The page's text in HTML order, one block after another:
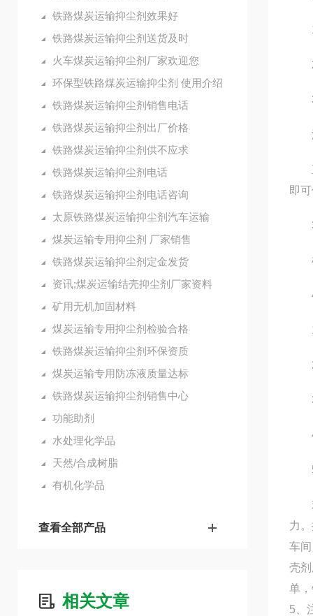
铁路煤炭运输抑尘剂效果好
铁路煤炭运输抑尘剂送货及时
火车煤炭运输抑尘剂厂家欢迎您
环保型铁路煤炭运输抑尘剂 使用介绍
铁路煤炭运输抑尘剂销售电话
铁路煤炭运输抑尘剂出厂价格
铁路煤炭运输抑尘剂供不应求
铁路煤炭运输抑尘剂电话
铁路煤炭运输抑尘剂电话咨询
太原铁路煤炭运输抑尘剂汽车运输
煤炭运输专用抑尘剂 厂家销售
铁路煤炭运输抑尘剂定金发货
资讯;煤炭运输结壳抑尘剂厂家资料
矿用无机加固材料
煤炭运输专用抑尘剂检验合格
铁路煤炭运输抑尘剂环保资质
煤炭运输专用防冻液质量达标
铁路煤炭运输抑尘剂销售中心
功能助剂
水处理化学品
天然/合成树脂
有机化学品
查看全部产品
相关文章
1.
2.
3.
液
直
即
3
根
4
1.
2.
3.
4.
5.
欢
力
车
壳
单
5、